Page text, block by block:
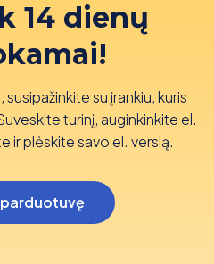
14 dienų
su įrankiu, kuris
turinį, auginkinkite el.
ir plėskite savo el. verslą.